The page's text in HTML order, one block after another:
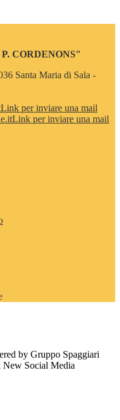
CORDENONS"
Santa Maria di Sala -
Link per inviare una mail
Link per inviare una mail
by Gruppo Spaggiari
Social Media